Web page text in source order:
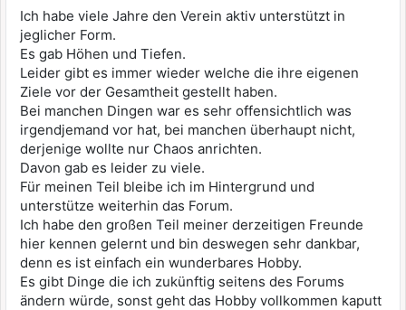
Ich habe viele Jahre den Verein aktiv unterstützt in
jeglicher Form.
Es gab Höhen und Tiefen.
Leider gibt es immer wieder welche die ihre eigenen
Ziele vor der Gesamtheit gestellt haben.
Bei manchen Dingen war es sehr offensichtlich was
irgendjemand vor hat, bei manchen überhaupt nicht,
derjenige wollte nur Chaos anrichten.
Davon gab es leider zu viele.
Für meinen Teil bleibe ich im Hintergrund und
unterstütze weiterhin das Forum.
Ich habe den großen Teil meiner derzeitigen Freunde
hier kennen gelernt und bin deswegen sehr dankbar,
denn es ist einfach ein wunderbares Hobby.
Es gibt Dinge die ich zukünftig seitens des Forums
ändern würde, sonst geht das Hobby vollkommen kaputt